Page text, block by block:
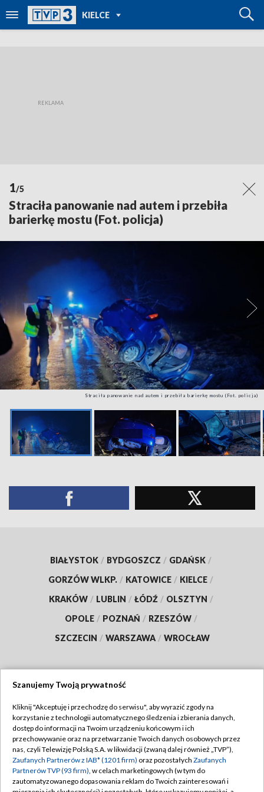
KIELCE
TVP REGIONY
1/5
Straciła panowanie nad autem i przebiła
barierkę mostu (Fot. policja)
Straciła panowanie nad autem i przebiła barierkę mostu (Fot. policja)
BIAŁYSTOK / BYDGOSZCZ / GDAŃSK /
GORZÓW WLKP. / KATOWICE / KIELCE /
KRAKÓW / LUBLIN / ŁÓDŹ / OLSZTYN /
OPOLE / POZNAŃ / RZESZÓW /
SZCZECIN / WARSZAWA / WROCŁAW
TVP
Abonament TVP
Emisja w TVP
Centrum informacji TVP
Regulamin TVP
Polityka prywatności
Moje zgody
Szanujemy Twoją prywatność
Kliknij "Akceptuję i przechodzę do serwisu", aby wyrazić zgody na
korzystanie z technologii automatycznego śledzenia i zbierania danych,
dostęp do informacji na Twoim urządzeniu końcowym i ich
przechowywanie oraz na przetwarzanie Twoich danych osobowych przez
nas, czyli Telewizję Polską S.A. w likwidacji (zwaną dalej również „TVP”),
Zaufanych Partnerów z IAB* (1201 firm) oraz pozostałych Zaufanych
Partnerów TVP (93 firm), w celach marketingowych (w tym do
zautomatyzowanego dopasowania reklam do Twoich zainteresowań i